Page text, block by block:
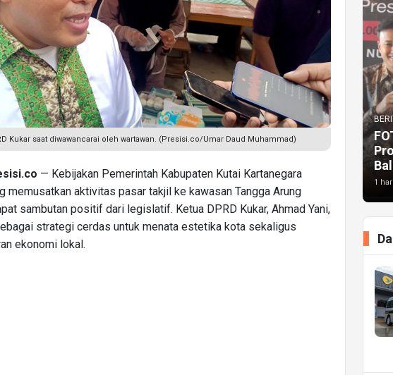
Kukar saat diwawancarai oleh wartawan. (Presisi.co/Umar Daud Muhammad)
— Kebijakan Pemerintah Kabupaten Kutai Kartanegara
memusatkan aktivitas pasar takjil ke kawasan Tangga Arung
sambutan positif dari legislatif. Ketua DPRD Kukar, Ahmad Yani,
strategi cerdas untuk menata estetika kota sekaligus
ekonomi lokal.
1